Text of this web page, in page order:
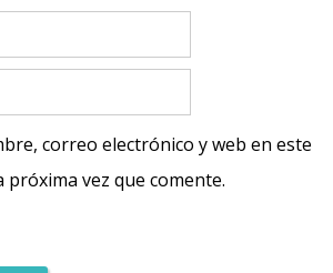
correo electrónico y web en este
vez que comente.